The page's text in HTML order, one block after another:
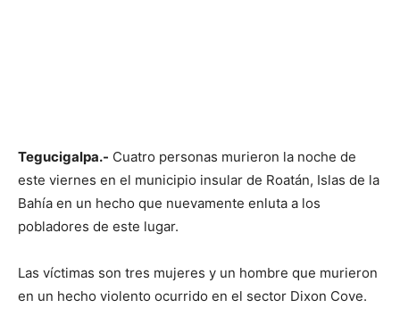
Tegucigalpa.- Cuatro personas murieron la noche de
este viernes en el municipio insular de Roatán, Islas de la
Bahía en un hecho que nuevamente enluta a los
pobladores de este lugar.
Las víctimas son tres mujeres y un hombre que murieron
en un hecho violento ocurrido en el sector Dixon Cove.